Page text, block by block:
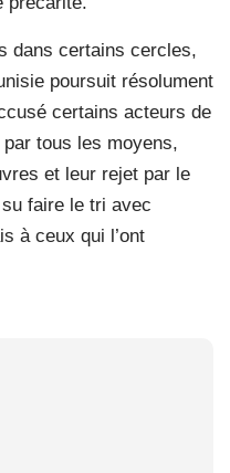
dans certains cercles,
poursuit résolument
certains acteurs de
tous les moyens,
et leur rejet par le
faire le tri avec
à ceux qui l’ont